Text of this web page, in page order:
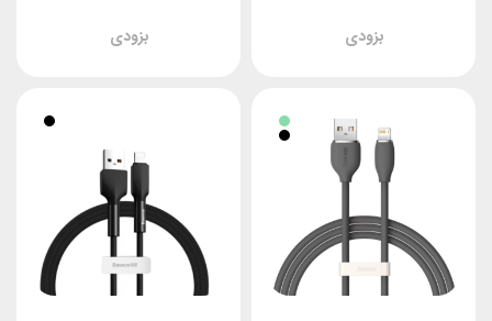
وات طول 1.2 متر
بزودی
بزودی